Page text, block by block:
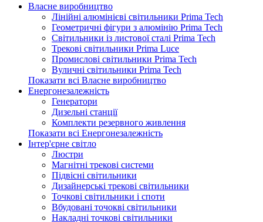
Власне виробництво
Лінійні алюмінієві світильники Prima Tech
Геометричні фігури з алюмінію Prima Tech
Світильники із листової сталі Prima Tech
Трекові світильники Prima Luce
Промислові світильники Prima Tech
Вуличні світильники Prima Tech
Показати всі Власне виробництво
Енергонезалежність
Генератори
Дизельні станції
Комплекти резервного живлення
Показати всі Енергонезалежність
Інтер'єрне світло
Люстри
Магнітні трекові системи
Підвісні світильники
Дизайнерські трекові світильники
Точкові світильники і споти
Вбудовані точокві світильники
Накладні точкові світильники